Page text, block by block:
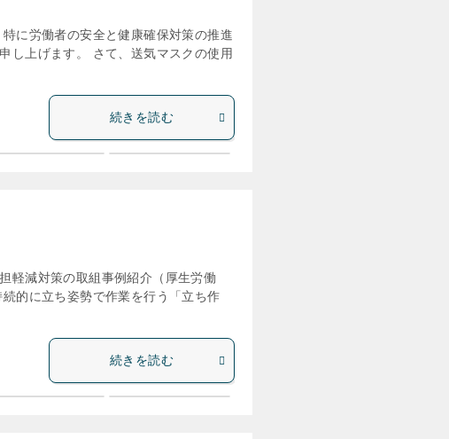
に労働者の安全と健康確保対策の推進
し上げます。 さて、送気マスクの使用
続きを読む
軽減対策の取組事例紹介（厚生労働
的に立ち姿勢で作業を行う「立ち作
続きを読む